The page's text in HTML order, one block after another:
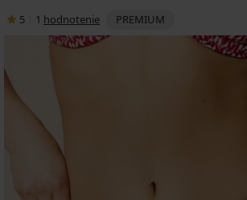
5 1 hodnotenie PREMIUM